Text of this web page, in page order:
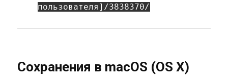
пользователя]/3838370/
Сохранения в macOS (OS X)